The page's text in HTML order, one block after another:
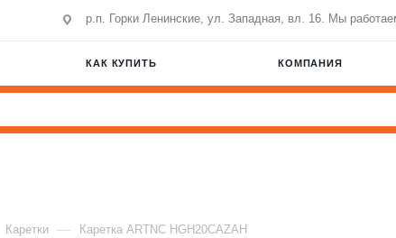
р.п. Горки Ленинские, ул. Западная, вл. 16. Мы
КАК КУПИТЬ КОМПАНИЯ
Каретки — Каретка ARTNC HGH20CAZAH